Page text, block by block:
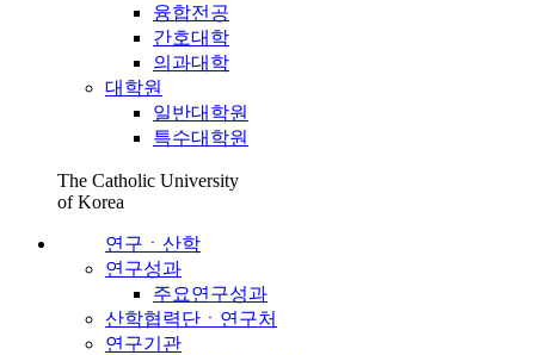
융합전공
간호대학
의과대학
대학원
일반대학원
특수대학원
The Catholic University
of Korea
연구ㆍ산학
연구성과
주요연구성과
산학협력단ㆍ연구처
연구기관